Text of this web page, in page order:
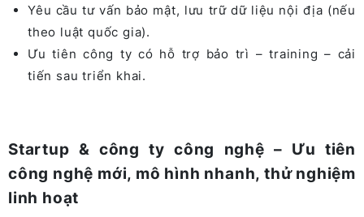
Yêu cầu tư vấn bảo mật, lưu trữ dữ liệu nội địa (nếu
theo luật quốc gia).
Ưu tiên công ty có hỗ trợ bảo trì – training – cải
tiến sau triển khai.
Startup & công ty công nghệ – Ưu tiên
công nghệ mới, mô hình nhanh, thử nghiệm
linh hoạt